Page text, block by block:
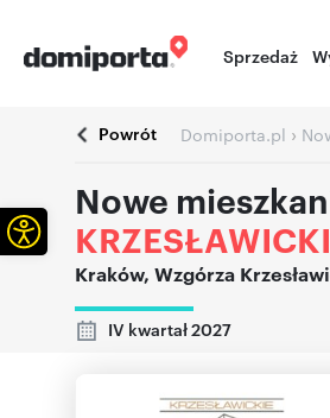
Sprzedaż
Powrót Domiporta.pl ›
Nowe
Kraków, Wzgórza
IV kwartał 2027
Otwórz pasek narzędzi